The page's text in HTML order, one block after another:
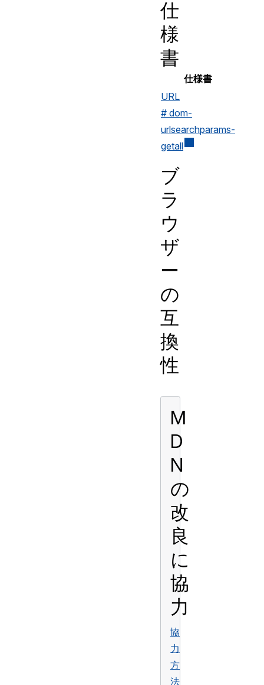
仕
様
書
仕様書
URL
# dom-
urlsearchparams-
getall
ブ
ラ
ウ
ザ
ー
の
互
換
性
M
D
N
の
改
良
に
協
力
協
力
方
法